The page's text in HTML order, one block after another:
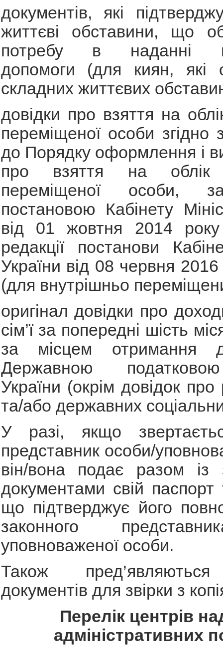
документів, які
життєві обставини, що
потребу в наданні
допомоги (для киян, які
складних життєвих
довідки про взяття на
переміщеної особи згідно
до Порядку оформлення і
про взяття на облік
переміщеної особи,
постановою Кабінету
від 01 жовтня 2014
редакції постанови
України від 08 червня
(для внутрішньо
оригінал довідки про
сім’ї за попередні шість
за місцем отримання
Державною
України (окрім довідок про
та/або державних
У разі, якщо
представник особи/
він/вона подає разом із
документами свій паспорт
що підтверджує його
законного
уповноваженої особи.
Також
документів для звірки з
Перелік центрів
адміністративних